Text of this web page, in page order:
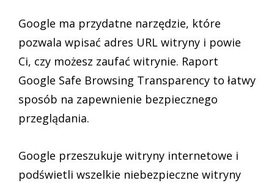
Google ma przydatne narzędzie, które
pozwala wpisać adres URL witryny i powie
Ci, czy możesz zaufać witrynie. Raport
Google Safe Browsing Transparency to łatwy
sposób na zapewnienie bezpiecznego
przeglądania.
Google przeszukuje witryny internetowe i
podświetli wszelkie niebezpieczne witryny